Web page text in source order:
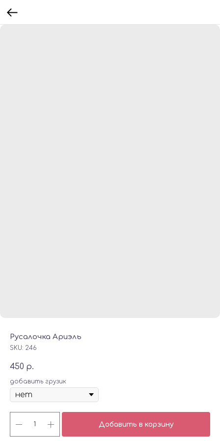
Русалочка Ариэль
SKU: 246
450 р.
добавить грузик
Добавить в корзину